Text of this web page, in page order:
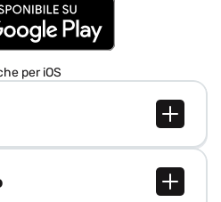
per iOS